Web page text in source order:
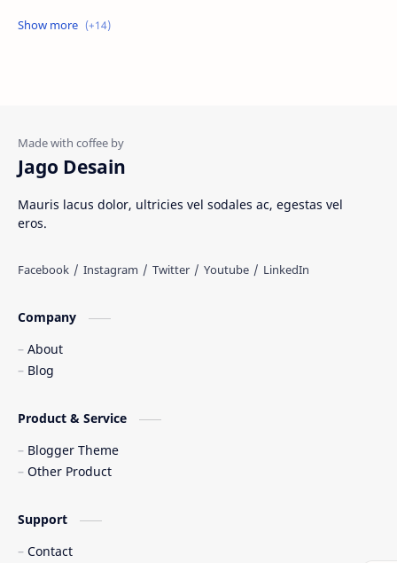
Jasa website
Rumah Adat
Tarian Tradisional
Web freelancer Wisata Indonesia
Jago Desain
Mauris lacus dolor, ultricies vel sodales ac, egestas vel
eros.
Company
About
Blog
Product & Service
Blogger Theme
Other Product
Support
Contact